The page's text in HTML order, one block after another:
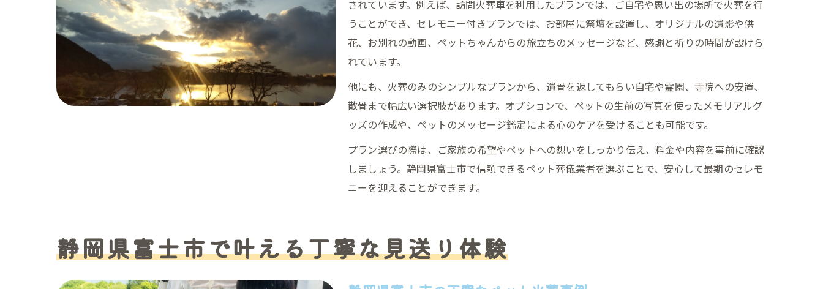
されています。例えば、訪問火葬車を利用したプランでは、ご自宅や思い出の場所で火葬を行
うことができ、セレモニー付きプランでは、お部屋に祭壇を設置し、オリジナルの遺影や供
花、お別れの動画、ペットちゃんからの旅立ちのメッセージなど、感謝と祈りの時間が設けら
れています。
他にも、火葬のみのシンプルなプランから、遺骨を返してもらい自宅や霊園、寺院への安置、
散骨まで幅広い選択肢があります。オプションで、ペットの生前の写真を使ったメモリアルグ
ッズの作成や、ペットのメッセージ鑑定による心のケアを受けることも可能です。
プラン選びの際は、ご家族の希望やペットへの想いをしっかり伝え、料金や内容を事前に確認
しましょう。静岡県富士市で信頼できるペット葬儀業者を選ぶことで、安心して最期のセレモ
ニーを迎えることができます。
静岡県富士市で叶える丁寧な見送り体験